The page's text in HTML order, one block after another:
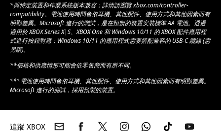
*與特定裝置和作業系統版本兼容；詳情請瀏覽 xbox.com/controller-
compatibility。電池使用時間會依耳機、其他配件、使用方式和其他因素而有
明顯差異。Microsoft 進行的測試，是在預製的裝置安裝標準 AA 電池。透過
適用於 XBOX Series X|S、XBOX One 和 Windows 10/11 的 XBOX 配件應用程
式進行按鈕對應；Windows 10/11 的應用程式需要搭配兼容的 USB-C 纜線 (需
另購)。
**價格和供應情形可能會依零售商而有所不同。
***電池使用時間會依耳機、其他配件、使用方式和其他因素而有明顯差異。
Microsoft 進行的測試，採用預製的裝置。
追蹤 XBOX